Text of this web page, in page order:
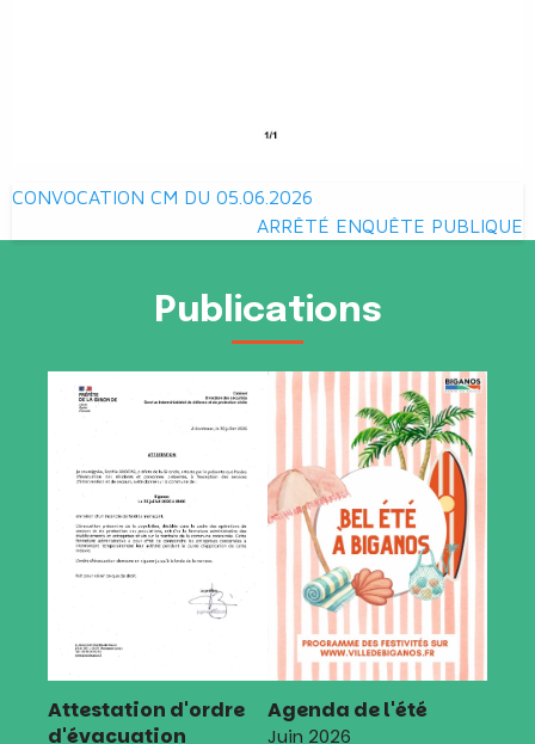
Navigation
de
CONVOCATION CM DU 05.06.2026
ARRÊTÉ ENQUÊTE PUBLIQUE
Publications
Attestation d'ordre
d'évacuation
Agenda de l'été
Juin 2026